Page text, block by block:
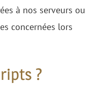
à nos serveurs ou
concernées lors
?